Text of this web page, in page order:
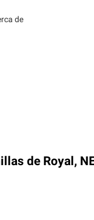
de
de Royal,